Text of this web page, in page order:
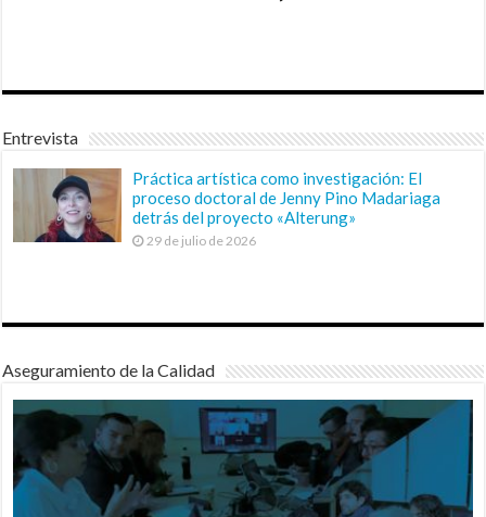
Entrevista
Práctica artística como investigación: El
proceso doctoral de Jenny Pino Madariaga
detrás del proyecto «Alterung»
29 de julio de 2026
Aseguramiento de la Calidad